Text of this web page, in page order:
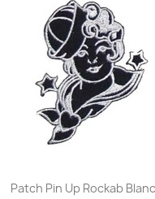
Patch Pin Up Rockab